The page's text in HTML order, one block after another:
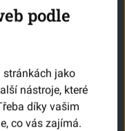
Váš vklad
Kč
podle
stránkách jako
nástroje, které
díky vašim
co vás zajímá.